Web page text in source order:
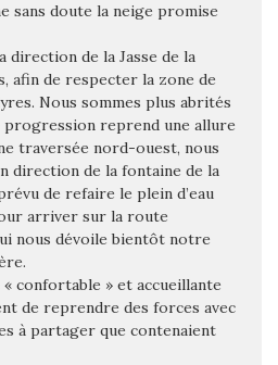
sans doute la neige promise
direction de la Jasse de la
afin de respecter la zone de
Nous sommes plus abrités
reprend une allure
traversée nord-ouest, nous
direction de la fontaine de la
de refaire le plein d’eau
arriver sur la route
nous dévoile bientôt notre
confortable » et accueillante
de reprendre des forces avec
à partager que contenaient